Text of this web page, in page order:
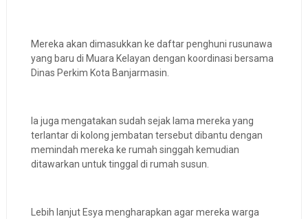
Mereka akan dimasukkan ke daftar penghuni rusunawa
yang baru di Muara Kelayan dengan koordinasi bersama
Dinas Perkim Kota Banjarmasin.
Ia juga mengatakan sudah sejak lama mereka yang
terlantar di kolong jembatan tersebut dibantu dengan
memindah mereka ke rumah singgah kemudian
ditawarkan untuk tinggal di rumah susun.
Lebih lanjut Esya mengharapkan agar mereka warga